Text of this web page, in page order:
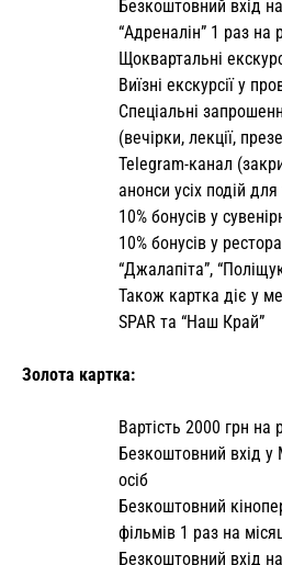
Безкоштовний вхід
“Адреналін” 1 раз на
Щоквартальні
Виїзні екскурсії у
Спеціальні
(вечірки, лекції,
Telegram-канал
анонси усіх подій
10% бонусів у
10% бонусів у
“Джалапіта”,
Також картка діє у
SPAR та “Наш Край”
Золота картка:
Вартість 2000 грн на
Безкоштовний вхід
осіб
Безкоштовний
фільмів 1 раз на
Безкоштовний вхід